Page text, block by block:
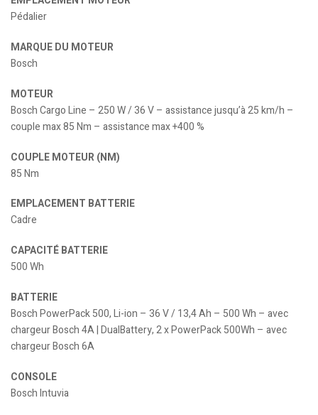
Pédalier
MARQUE DU MOTEUR
Bosch
MOTEUR
Bosch Cargo Line – 250 W / 36 V – assistance jusqu’à 25 km/h –
couple max 85 Nm – assistance max +400 %
COUPLE MOTEUR (NM)
85 Nm
EMPLACEMENT BATTERIE
Cadre
CAPACITÉ BATTERIE
500 Wh
BATTERIE
Bosch PowerPack 500, Li-ion – 36 V / 13,4 Ah – 500 Wh – avec
chargeur Bosch 4A | DualBattery, 2 x PowerPack 500Wh – avec
chargeur Bosch 6A
CONSOLE
Bosch Intuvia